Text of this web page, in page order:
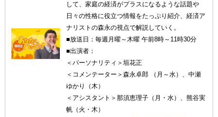
して、家庭の経済がプラスになるような話題や
日々の性格に役立つ情報をたっぷり紹介、経済ア
ナリストの森永の視点で解説していく。
■放送日：毎週月曜～木曜 午前8時～11時30分
■出演者：
＜パーソナリティ＞垣花正
＜コメンテーター＞森永卓郎 （月～水）、中瀬
ゆかり（木）
＜アシスタント＞那須恵理子（月・水）、熊谷実
帆（火・木）